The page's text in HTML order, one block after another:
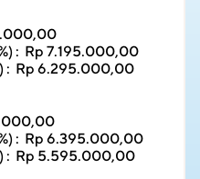
:  Rp 7.195.000,00
:  Rp 6.295.000,00
:  Rp 6.395.000,00
:  Rp 5.595.000,00